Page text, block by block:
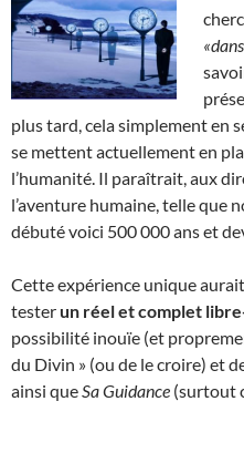
plus tard, cela simplement en
se mettent actuellement en
l’humanité. Il paraîtrait, aux
l’aventure humaine, telle que
débuté voici 500 000 ans et
Cette expérience unique
testerun réel et complet
possibilité inouïe (et
du Divin » (ou de le croire) et
ainsi que Sa Guidance (surtout